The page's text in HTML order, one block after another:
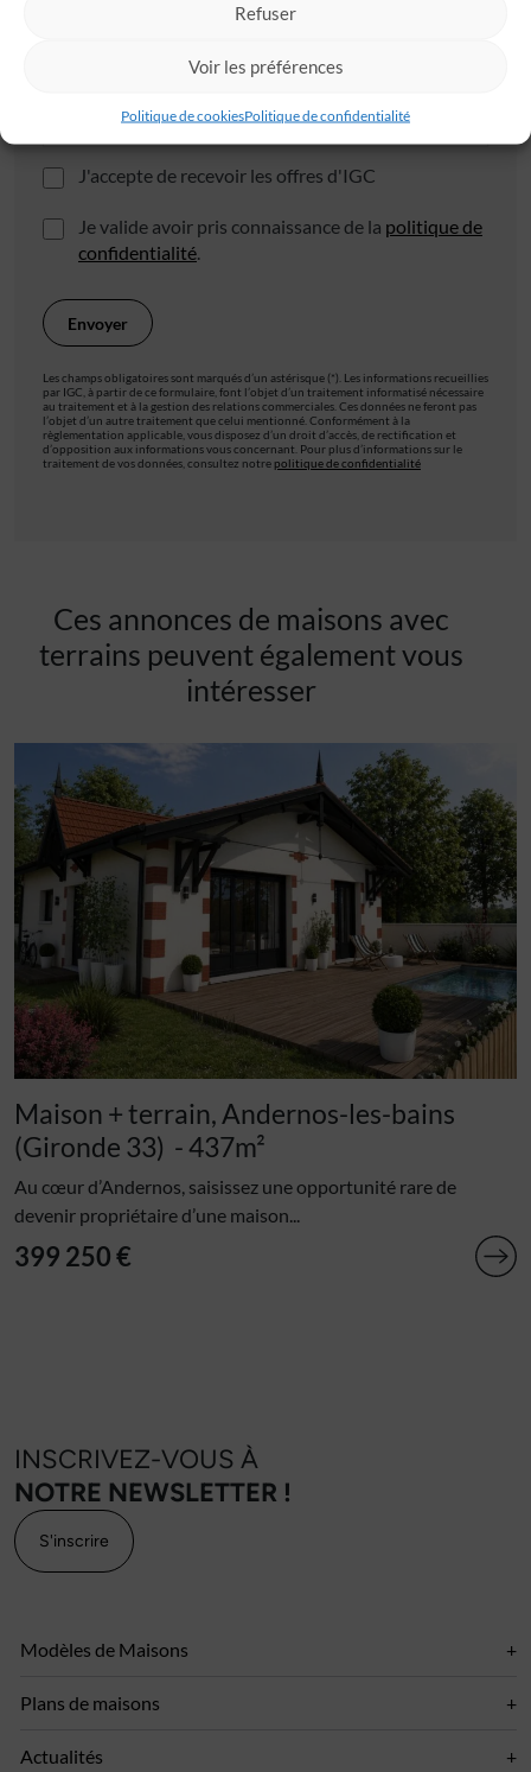
Refuser
Voir les préférences
Politique de cookiesPolitique de confidentialité
J'accepte de recevoir les offres d'IGC
Je valide avoir pris connaissance de la politique de
confidentialité.
Les champs obligatoires sont marqués d’un astérisque (*). Les informations recueillies
par IGC, à partir de ce formulaire, font l’objet d’un traitement informatisé nécessaire
au traitement et à la gestion des relations commerciales. Ces données ne feront pas
l’objet d’un autre traitement que celui mentionné. Conformément à la
règlementation applicable, vous disposez d’un droit d’accès, de rectification et
d’opposition aux informations vous concernant. Pour plus d’informations sur le
traitement de vos données, consultez notre politique de confidentialité
Ces annonces de maisons avec
terrains peuvent également vous
intéresser
Maison + terrain, Andernos-les-bains
(Gironde 33) - 437m²
Au cœur d’Andernos, saisissez une opportunité rare de
devenir propriétaire d’une maison...
399 250 €
INSCRIVEZ-VOUS À
NOTRE NEWSLETTER !
S'inscrire
Modèles de Maisons
Plans de maisons
Actualités